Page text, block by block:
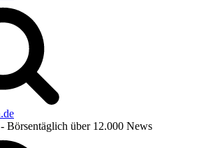
- Börsentäglich über 12.000 News